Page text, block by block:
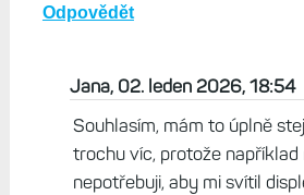
Odpovědět
Jana, 02. leden 2026, 18:54
Souhlasím, mám to úplně
trochu víc, protože například
nepotřebuji, aby mi svítil